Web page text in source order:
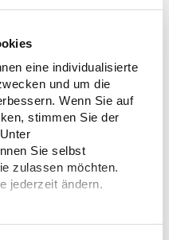
eine individualisierte
und um die
Wenn Sie auf
stimmen Sie der
Sie selbst
zulassen möchten.
jederzeit ändern.
5 1410 Waterloo Belgien E-
Sweatshirt in